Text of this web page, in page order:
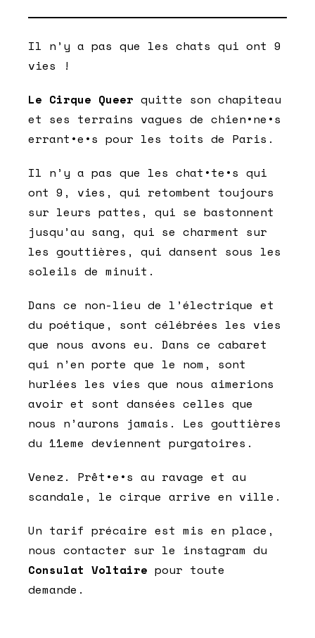
Il n’y a pas que les chats qui ont 9
vies !
Le Cirque Queer quitte son chapiteau
et ses terrains vagues de chien•ne•s
errant•e•s pour les toits de Paris.
Il n’y a pas que les chat•te•s qui
ont 9, vies, qui retombent toujours
sur leurs pattes, qui se bastonnent
jusqu’au sang, qui se charment sur
les gouttières, qui dansent sous les
soleils de minuit.
Dans ce non-lieu de l’électrique et
du poétique, sont célébrées les vies
que nous avons eu. Dans ce cabaret
qui n’en porte que le nom, sont
hurlées les vies que nous aimerions
avoir et sont dansées celles que
nous n’aurons jamais. Les gouttières
du 11eme deviennent purgatoires.
Venez. Prêt•e•s au ravage et au
scandale, le cirque arrive en ville.
Un tarif précaire est mis en place,
nous contacter sur le instagram du
Consulat Voltaire pour toute
demande.